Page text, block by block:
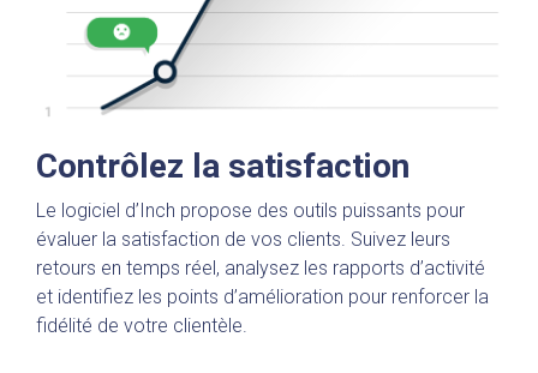
Contrôlez la satisfaction
Le logiciel d’Inch propose des outils puissants pour
évaluer la satisfaction de vos clients. Suivez leurs
retours en temps réel, analysez les rapports d’activité
et identifiez les points d’amélioration pour renforcer la
fidélité de votre clientèle.